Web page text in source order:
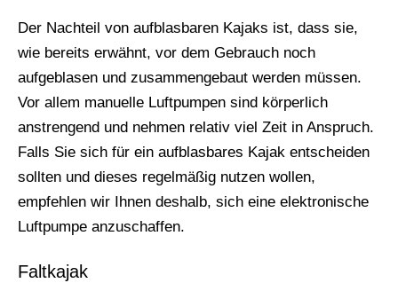
Der Nachteil von aufblasbaren Kajaks ist, dass sie,
wie bereits erwähnt, vor dem Gebrauch noch
aufgeblasen und zusammengebaut werden müssen.
Vor allem manuelle Luftpumpen sind körperlich
anstrengend und nehmen relativ viel Zeit in Anspruch.
Falls Sie sich für ein aufblasbares Kajak entscheiden
sollten und dieses regelmäßig nutzen wollen,
empfehlen wir Ihnen deshalb, sich eine elektronische
Luftpumpe anzuschaffen.
Faltkajak